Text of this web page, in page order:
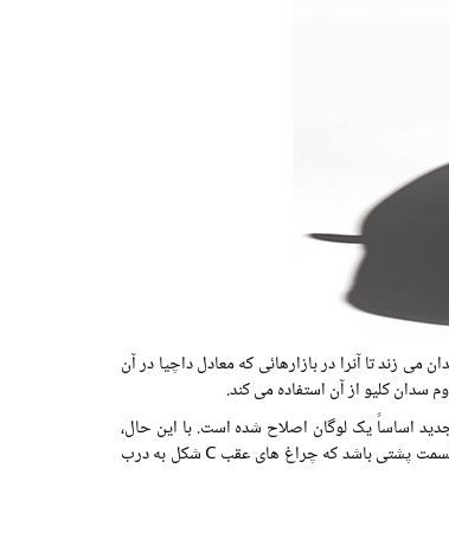
زند تا آنرا در بازارهائی که معادل داچیا در آن
جدید اساساً یک لوگان اصلاح شده است. با این حال،
متوجه خواهید شد که چراغ های جلو و عقب، طراحی متفاوتی دارند زیرا با مدل های فعلی گروه خودروسازی رنو فرانسه مطابقت دارند. شاید واضح ترین تغییر در قسمت پشتی باشد که چراغ های عقب C شکل به درب